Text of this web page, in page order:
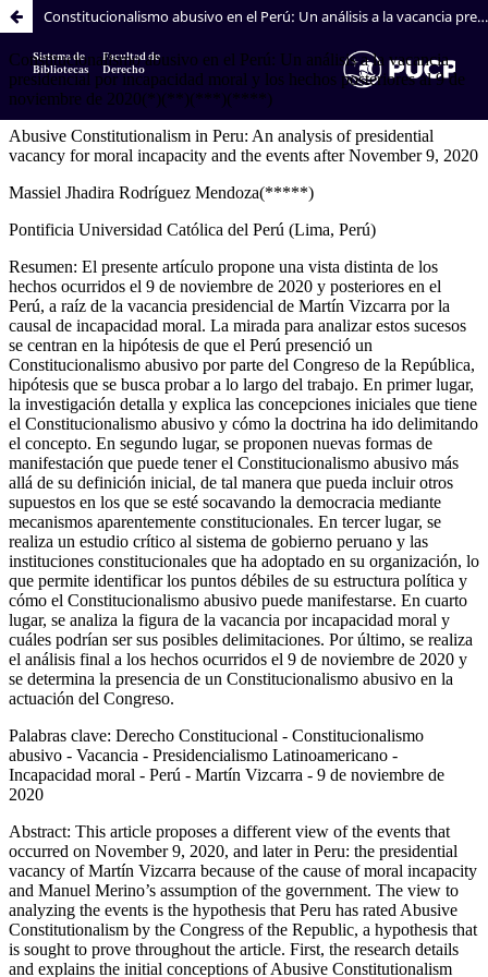
Sistema de
Bibliotecas
Facultad de
Derecho
Constitucionalismo abusivo en el Perú: Un análisis a la vacancia presidencial por incapacidad moral y los hechos posteriores al 9 de noviembre de 2020